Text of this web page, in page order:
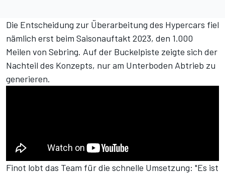
Die Entscheidung zur Überarbeitung des Hypercars fiel
nämlich erst beim Saisonauftakt 2023, den 1.000
Meilen von Sebring. Auf der Buckelpiste zeigte sich der
Nachteil des Konzepts, nur am Unterboden Abtrieb zu
generieren.
Finot lobt das Team für die schnelle Umsetzung: "Es ist